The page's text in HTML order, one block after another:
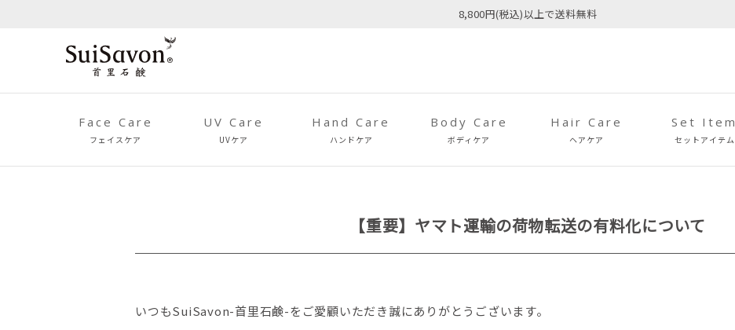
8,800円(税込)以上で送料無料
Face Care
フェイスケア
UV Care
UVケア
Hand Care
ハンドケア
Body Care
ボディケア
Hair Care
ヘアケア
Set Item
セットアイテム
【重要】ヤマト運輸の荷物転送の有料化について
いつもSuiSavon-首里石鹸-をご愛顧いただき誠にありがとうございます。